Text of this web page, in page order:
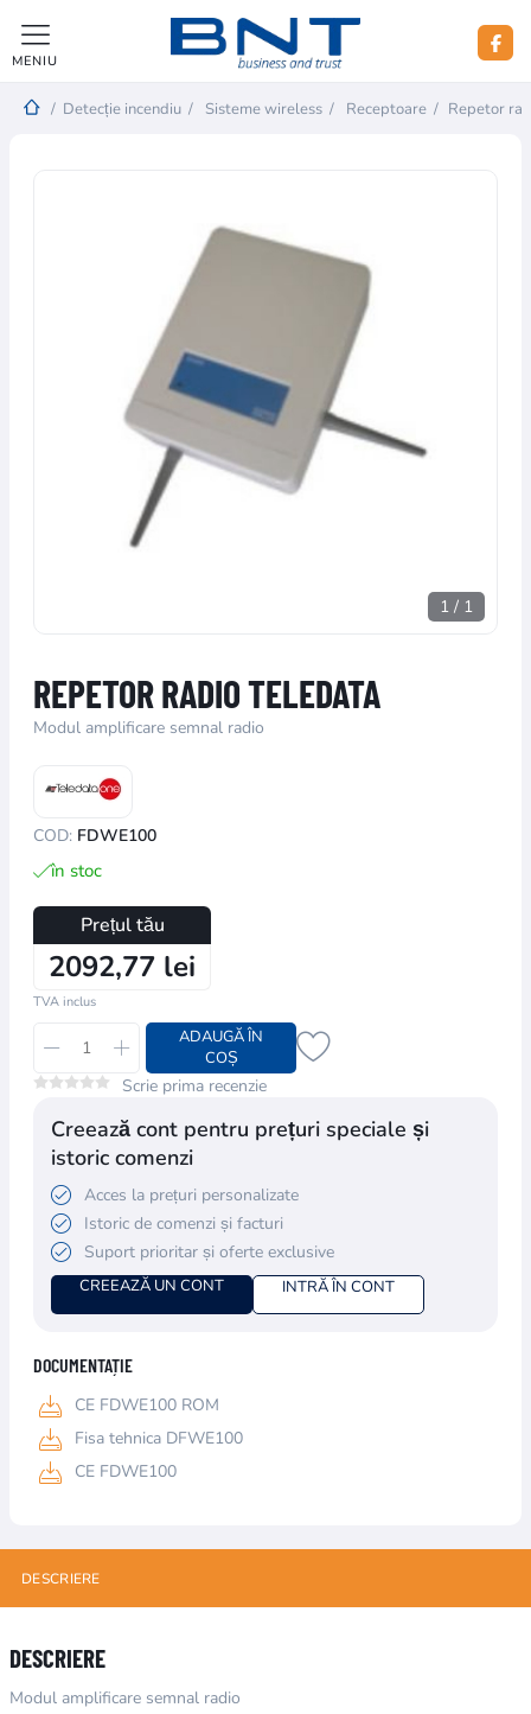
MENIU
/ Detecție incendiu / Sisteme wireless / Receptoare / Repetor
1 / 1
REPETOR RADIO TELEDATA
Modul amplificare semnal radio
COD: FDWE100
în stoc
Prețul tău
2092,77 lei
TVA inclus
ADAUGĂ ÎN
COȘ
Scrie prima recenzie
Creează cont pentru prețuri speciale și
istoric comenzi
Acces la prețuri personalizate
Istoric de comenzi și facturi
Suport prioritar și oferte exclusive
CREEAZĂ UN CONT INTRĂ ÎN CONT
DOCUMENTAȚIE
CE FDWE100 ROM
Fisa tehnica DFWE100
CE FDWE100
DESCRIERE
DESCRIERE
Modul amplificare semnal radio